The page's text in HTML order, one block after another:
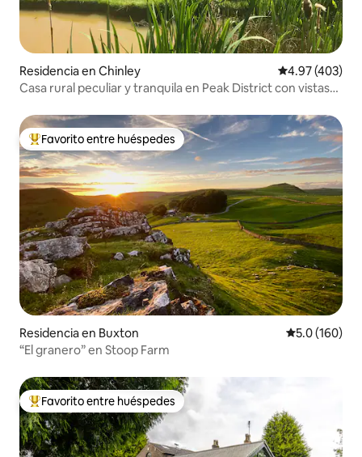
Residencia en Chinley Calificación
4.97 (403)
Casa rural peculiar y tranquila en Peak District con vistas
De los mejores en Favorito entre huéspedes
Favorito entre huéspedes
Residencia en Buxton Calificación
5.0 (160)
“El granero” en Stoop Farm
De los mejores en Favorito entre huéspedes
Favorito entre huéspedes